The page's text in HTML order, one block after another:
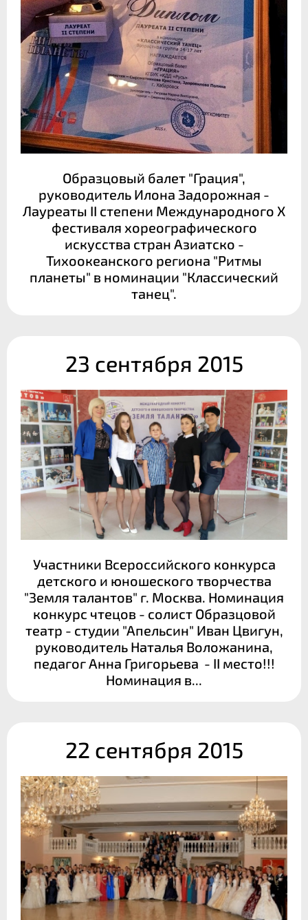
Образцовый балет "Грация",
руководитель Илона Задорожная -
Лауреаты II степени Международного X
фестиваля хореографического
искусства стран Азиатско -
Тихоокеанского региона "Ритмы
планеты" в номинации "Классический
танец".
23 сентября 2015
Участники Всероссийского конкурса
детского и юношеского творчества
"Земля талантов" г. Москва. Номинация
конкурс чтецов - солист Образцовой
театр - студии "Апельсин" Иван Цвигун,
руководитель Наталья Воложанина,
педагог Анна Григорьева - II место!!!
Номинация в...
22 сентября 2015